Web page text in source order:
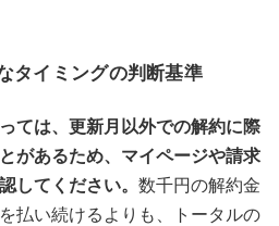
タイミングの判断基準
ては、更新月以外での解約に際
があるため、マイページや請求
してください。 数千円の解約金
払い続けるよりも、トータルの